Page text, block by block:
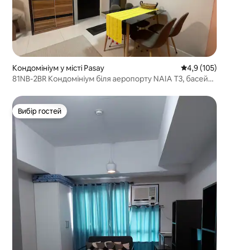
Кондомініум у місті Pasay Середня
4,9 (105)
81NB-2BR Кондомініум біля аеропорту NAIA T3, басейн,
Вибір гостей
Вибір гостей